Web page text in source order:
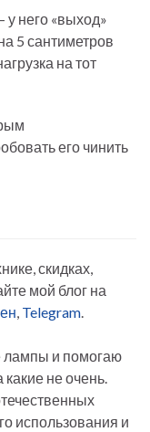
него «выход»
5 сантиметров
на тот
его чинить
скидках,
мой блог на
, Telegram.
лампы и помогаю
какие не очень.
использования и